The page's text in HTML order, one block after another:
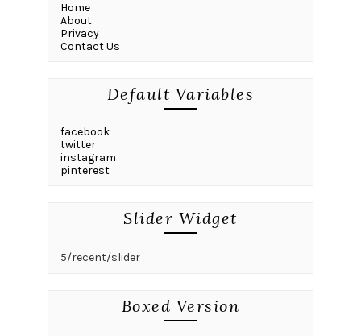
Home
About
Privacy
Contact Us
Default Variables
facebook
twitter
instagram
pinterest
Slider Widget
5/recent/slider
Boxed Version